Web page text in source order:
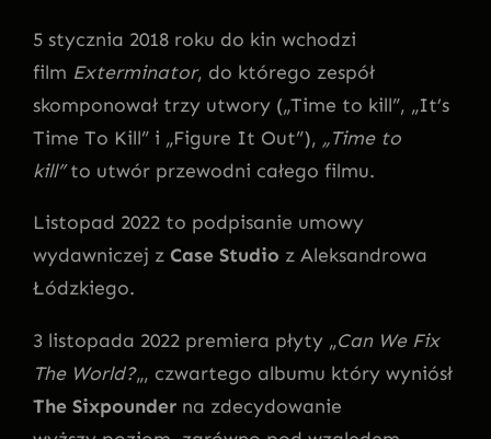
5 stycznia 2018 roku do kin wchodzi
film Exterminator, do którego zespół
skomponował trzy utwory („Time to kill”, „It’s
Time To Kill” i „Figure It Out”), „Time to
kill”to utwór przewodni całego filmu.
Listopad 2022 to podpisanie umowy
wydawniczej z Case Studio z Aleksandrowa
Łódzkiego.
3 listopada 2022 premiera płyty „Can We Fix
The World?„, czwartego albumu który wyniósł
The Sixpounder na zdecydowanie